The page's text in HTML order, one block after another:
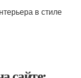
в стиле